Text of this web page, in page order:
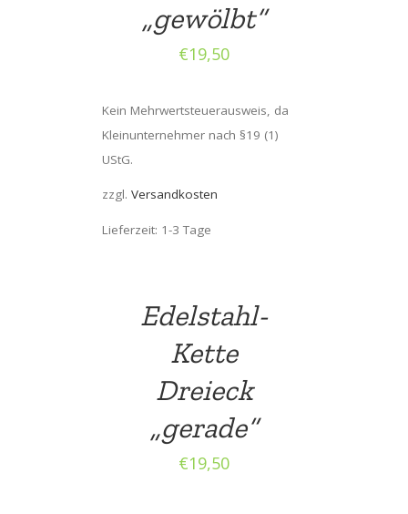
„gewölbt“
€19,50
Kein Mehrwertsteuerausweis, da
Kleinunternehmer nach §19 (1)
UStG.
zzgl. Versandkosten
Lieferzeit: 1-3 Tage
Edelstahl-
Kette
Dreieck
„gerade“
€19,50